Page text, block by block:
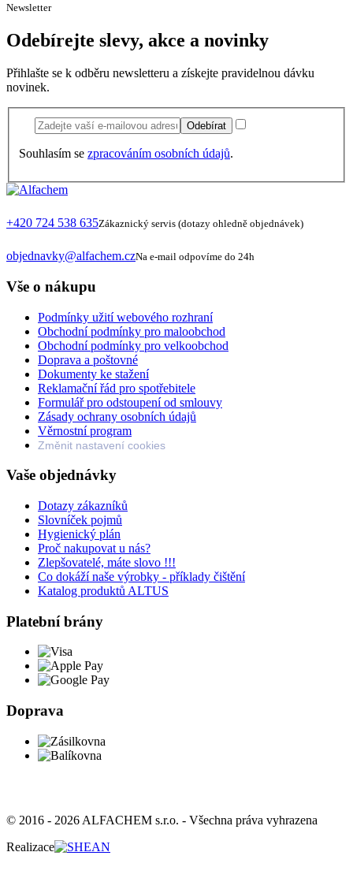
Newsletter
Odebírejte slevy, akce a novinky
Přihlašte se k odběru newsletteru a získejte pravidelnou dávku
novinek.
Odebírat
Souhlasím se zpracováním osobních údajů.
+420 724 538 635Zákaznický servis (dotazy ohledně objednávek)
objednavky@alfachem.czNa e-mail odpovíme do 24h
Vše o nákupu
Podmínky užití webového rozhraní
Obchodní podmínky pro maloobchod
Obchodní podmínky pro velkoobchod
Doprava a poštovné
Dokumenty ke stažení
Reklamační řád pro spotřebitele
Formulář pro odstoupení od smlouvy
Zásady ochrany osobních údajů
Věrnostní program
Změnit nastavení cookies
Vaše objednávky
Dotazy zákazníků
Slovníček pojmů
Hygienický plán
Proč nakupovat u nás?
Zlepšovatelé, máte slovo !!!
Co dokáží naše výrobky - příklady čištění
Katalog produktů ALTUS
Platební brány
Doprava
© 2016 - 2026 ALFACHEM s.r.o. - Všechna práva vyhrazena
Realizace